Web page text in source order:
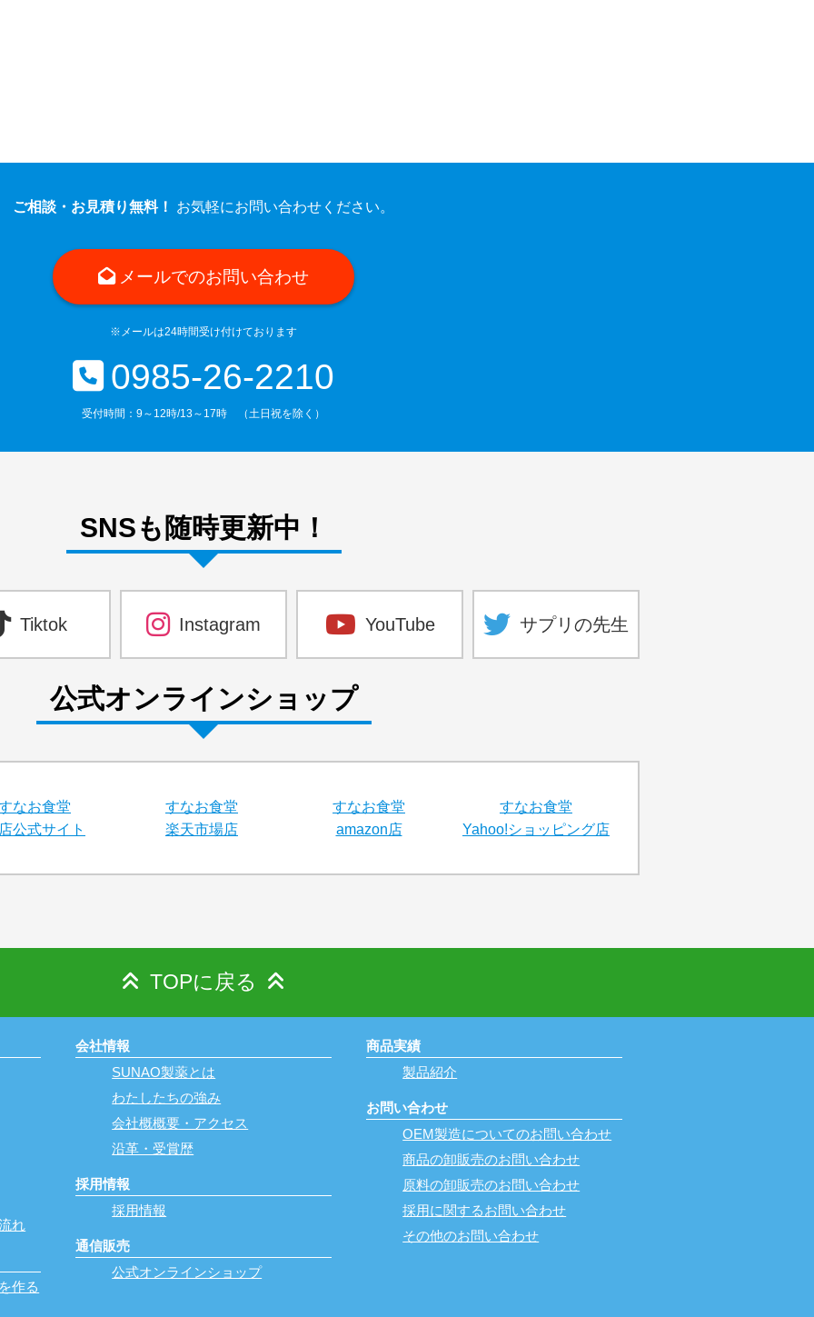
ご相談・お見積り無料！ お気軽にお問い合わせください。
メールでのお問い合わせ
※メールは24時間受け付けております
0985-26-2210
受付時間：9～12時/13～17時 （土日祝を除く）
SNSも随時更新中！
Tiktok Instagram YouTube サプリの先生
公式オンラインショップ
なお食堂
公式サイト
すなお食堂
楽天市場店
すなお食堂
amazon店
すなお食堂
Yahoo!ショッピング店
TOPに戻る
れ
作る
会社情報
SUNAO製薬とは
わたしたちの強み
会社概概要・アクセス
沿革・受賞歴
採用情報
採用情報
通信販売
公式オンラインショップ
商品実績
製品紹介
お問い合わせ
OEM製造についてのお問い合わせ
商品の卸販売のお問い合わせ
原料の卸販売のお問い合わせ
採用に関するお問い合わせ
その他のお問い合わせ